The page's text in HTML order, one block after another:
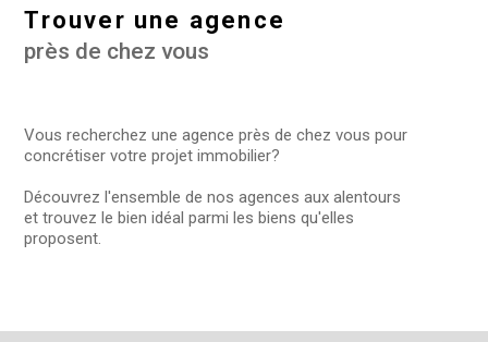
Trouver une agence
près de chez vous
Vous recherchez une agence près de chez vous pour
concrétiser votre projet immobilier?
Découvrez l'ensemble de nos agences aux alentours
et trouvez le bien idéal parmi les biens qu'elles
proposent.
de
bien
Type de bien
Budget
Budget
Surface
Surface